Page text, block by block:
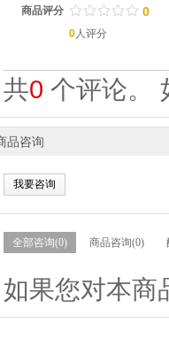
商品评分 / / / / /
. . . . . 0
0人评分
共0 个评论。
品咨询
我要咨询
全部咨询(0) 商品咨询(0)
如果您对本商